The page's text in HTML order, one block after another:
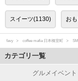
スイーツ(1130) お
favy coffee mafia 日本橋室町
カテゴリ一覧
グルメイベント